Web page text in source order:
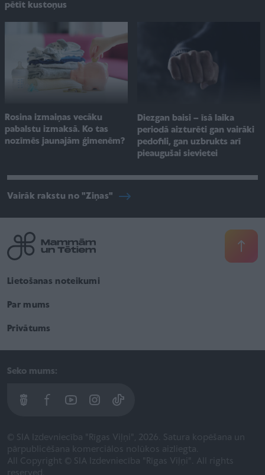
pētīt kustoņus
Rosina izmaiņas vecāku
pabalstu izmaksā. Ko tas
nozīmēs jaunajām ģimenēm?
Diezgan baisi – īsā laika
periodā aizturēti gan vairāki
pedofili, gan uzbrukts arī
pieaugušai sievietei
Vairāk rakstu no "Ziņas"
Lietošanas noteikumi
Par mums
Privātums
Seko mums:
© SIA Izdevniecība "Rīgas Viļņi", 2026. Satura kopēšana un
pārpublicēšana komerciālos nolūkos aizliegta.
All Copyright © SIA Izdevniecība "Rīgas Viļņi". All rights